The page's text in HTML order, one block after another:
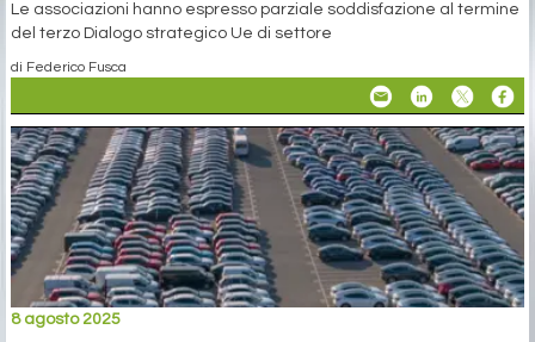
Le associazioni hanno espresso parziale soddisfazione al termine
del terzo Dialogo strategico Ue di settore
di Federico Fusca
8 agosto 2025